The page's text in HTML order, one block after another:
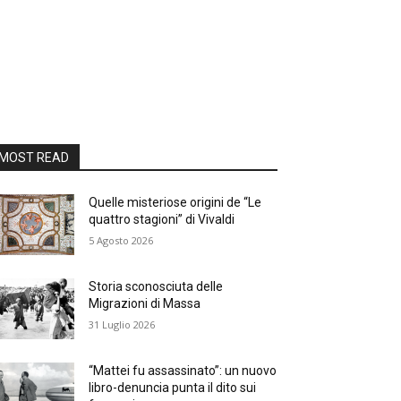
READ
Quelle misteriose origini de “Le
quattro stagioni” di Vivaldi
5 Agosto 2026
Storia sconosciuta delle
Migrazioni di Massa
31 Luglio 2026
“Mattei fu assassinato”: un nuovo
libro-denuncia punta il dito sui